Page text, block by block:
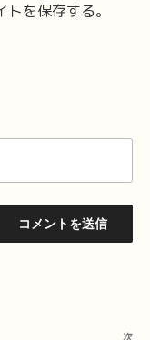
を保存する。